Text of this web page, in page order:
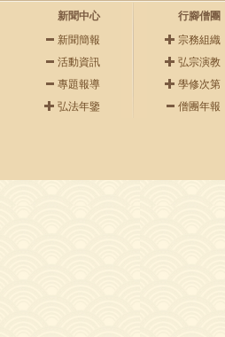
新聞中心
新聞簡報
活動資訊
專題報導
弘法年鑒
行腳僧團
宗務組織
弘宗演教
學修次第
僧團年報